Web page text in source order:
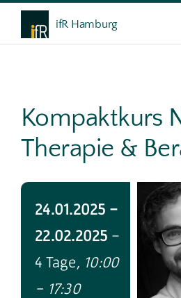
Skip
ifR Hamburg
Weiterbildung
Gespräche
Service
Kompaktkurs
Therapie &
24.01.2025 -
22.02.2025 -
4 Tage, 10:00
- 17:30